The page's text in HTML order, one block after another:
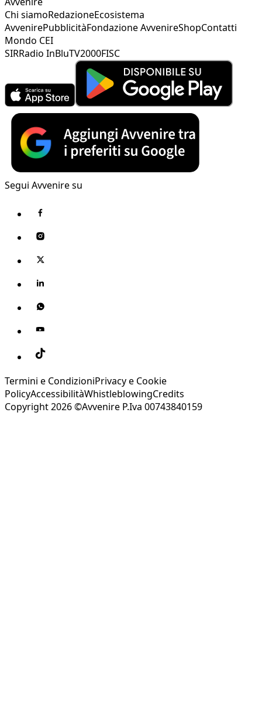
Chi siamoRedazioneEcosistema
AvvenirePubblicitàFondazione AvvenireShopContatti
Mondo CEI
SIRRadio InBluTV2000FISC
Segui Avvenire su
Termini e CondizioniPrivacy e Cookie
PolicyAccessibilitàWhistleblowingCredits
Copyright 2026 ©Avvenire P.Iva 00743840159